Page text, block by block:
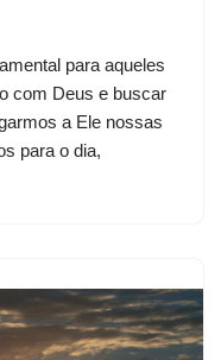
para aqueles
com Deus e buscar
a Ele nossas
para o dia,